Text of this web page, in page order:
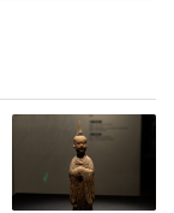
新人。
成年人思想
代好少年”先
进为标杆，
奋斗的新时